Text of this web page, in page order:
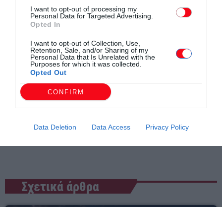
I want to opt-out of processing my
Personal Data for Targeted Advertising.
Opted In
I want to opt-out of Collection, Use,
Retention, Sale, and/or Sharing of my
Personal Data that Is Unrelated with the
Purposes for which it was collected.
Opted Out
CONFIRM
Data Deletion Data Access Privacy Policy
ΠΑΟΚ Κρηστώνης – ΠΟ Μουδανιών 3-0 α.α.
ΑΟ Χανιώτης – ΑΕ Ευόσμου 0-3 α.α.
Συντάχθηκε από: ERKO
email
Σχετικά άρθρα